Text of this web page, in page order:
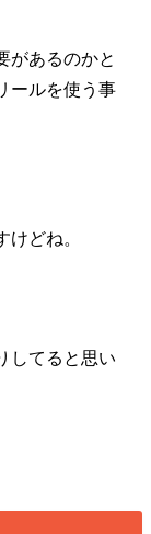
があるのかと
ールを使う事
どね。
してると思い